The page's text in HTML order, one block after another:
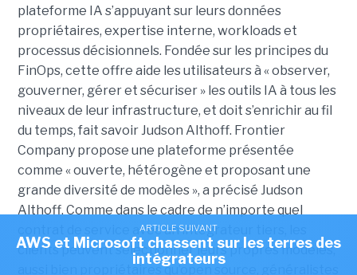
ARTICLE SUIVANT
AWS et Microsoft chassent sur les terres des
intégrateurs
plateforme IA s’appuyant sur leurs données
propriétaires, expertise interne, workloads et
processus décisionnels. Fondée sur les principes du
FinOps, cette offre aide les utilisateurs à « observer,
gouverner, gérer et sécuriser » les outils IA à tous les
niveaux de leur infrastructure, et doit s’enrichir au fil
du temps, fait savoir Judson Althoff. Frontier
Company propose une plateforme présentée
comme « ouverte, hétérogène et proposant une
grande diversité de modèles », a précisé Judson
Althoff. Comme dans le cadre de n’importe quel
contrat de service avec un intégrateur tiers, les
clients peuvent sélectionner leurs propres modèles,
aussi bien propriétaires qu’open source, généralistes